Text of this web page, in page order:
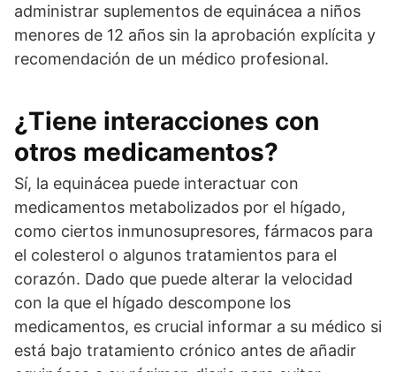
administrar suplementos de equinácea a niños
menores de 12 años sin la aprobación explícita y
recomendación de un médico profesional.
¿Tiene interacciones con
otros medicamentos?
Sí, la equinácea puede interactuar con
medicamentos metabolizados por el hígado,
como ciertos inmunosupresores, fármacos para
el colesterol o algunos tratamientos para el
corazón. Dado que puede alterar la velocidad
con la que el hígado descompone los
medicamentos, es crucial informar a su médico si
está bajo tratamiento crónico antes de añadir